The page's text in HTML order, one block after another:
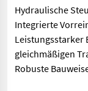
Hydraulische
Integrierte
Leistungsstarker
gleichmäßigen
Robuste